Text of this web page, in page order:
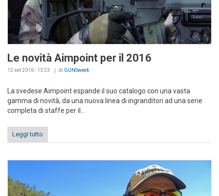
Le novità Aimpoint per il 2016
12 set 2016 - 13:23 di GUNSweek
La svedese Aimpoint espande il suo catalogo con una vasta
gamma di novità, da una nuova linea di ingranditori ad una serie
completa di staffe per il...
Leggi tutto